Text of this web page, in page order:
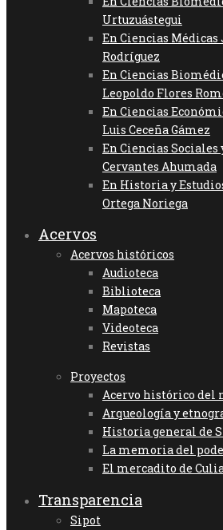
Urtuzuástegui
En Ciencias Médicas
Rodríguez
En Ciencias
Leopoldo Flores
En Ciencias
Luis Ceceña Gámez
En Ciencias
Cervantes Ahumada
En Historia y
Ortega Noriega
Acervos
Acervos históricos
Audioteca
Biblioteca
Mapoteca
Videoteca
Revistas
Proyectos
Acervo histórico del
Arqueología y
Historia general de
La memoria del
El mercadito de
Transparencia
Sipot